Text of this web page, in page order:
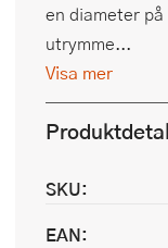
en diameter
utrymme...
Visa mer
SKU:
EAN: